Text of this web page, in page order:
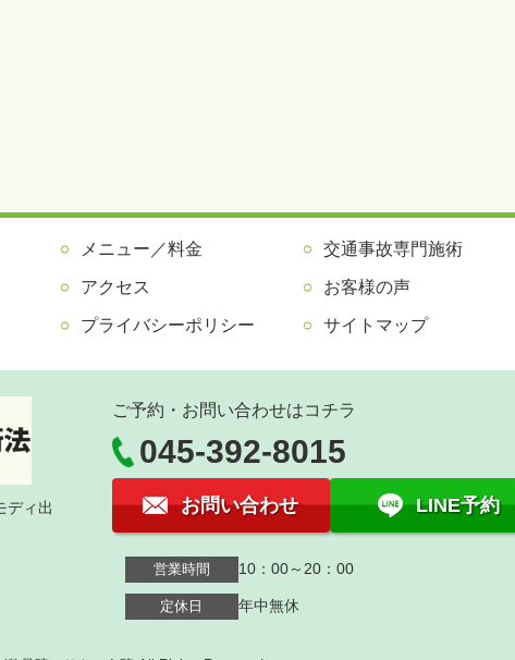
メニュー／料金 交通事故専門施術
アクセス お客様の声
プライバシーポリシー サイトマップ
ディ出
ご予約・お問い合わせはコチラ
045-392-8015
お問い合わせ LINE予約
営業時間 10：00～20：00
定休日 年中無休